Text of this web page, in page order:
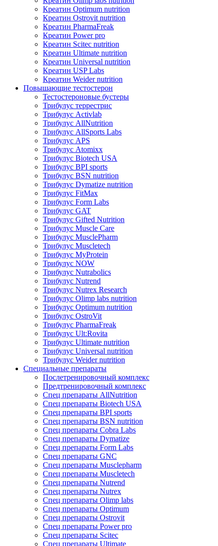
Креатин Optimum nutrition
Креатин Ostrovit nutrition
Креатин PharmaFreak
Креатин Power pro
Креатин Scitec nutrition
Креатин Ultimate nutrition
Креатин Universal nutrition
Креатин USP Labs
Креатин Weider nutrition
Повышающие тестостерон
Тестостероновые бустеры
Трибулус террестрис
Трибулус Activlab
Трибулус AllNutrition
Трибулус AllSports Labs
Трибулус APS
Трибулус Atomixx
Трибулус Biotech USA
Трибулус BPI sports
Трибулус BSN nutrition
Трибулус Dymatize nutrition
Трибулус FitMax
Трибулус Form Labs
Трибулус GAT
Трибулус Gifted Nutrition
Трибулус Muscle Care
Трибулус MusclePharm
Трибулус Muscletech
Трибулус MyProtein
Трибулус NOW
Трибулус Nutrabolics
Трибулус Nutrend
Трибулус Nutrex Research
Трибулус Olimp labs nutrition
Трибулус Optimum nutrition
Трибулус OstroVit
Трибулус PharmaFreak
Трибулус Ult:Rovita
Трибулус Ultimate nutrition
Трибулус Universal nutrition
Трибулус Weider nutrition
Специальные препараты
Послетренировочный комплекс
Предтренировочный комплекс
Спец препараты AllNutrition
Спец препараты Biotech USA
Спец препараты BPI sports
Спец препараты BSN nutrition
Спец препараты Cobra Labs
Спец препараты Dymatize
Спец препараты Form Labs
Спец препараты GNC
Спец препараты Musclepharm
Спец препараты Muscletech
Спец препараты Nutrend
Спец препараты Nutrex
Спец препараты Olimp labs
Спец препараты Optimum
Спец препараты Ostrovit
Спец препараты Power pro
Спец препараты Scitec
Спец препараты Ultimate